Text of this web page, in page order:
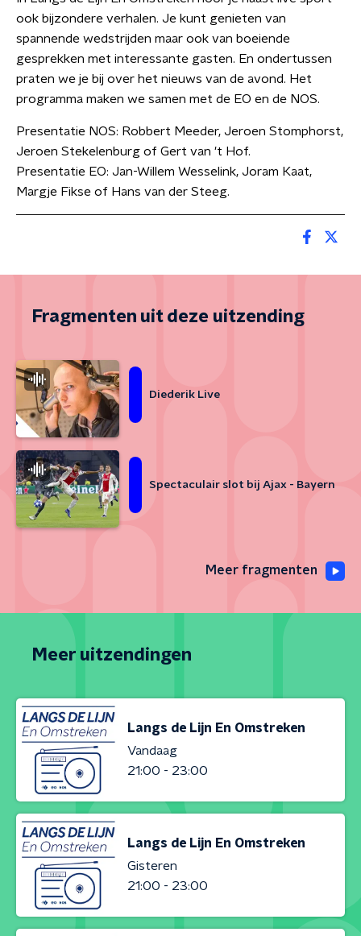
ook bijzondere verhalen. Je kunt genieten van
spannende wedstrijden maar ook van boeiende
gesprekken met interessante gasten. En ondertussen
praten we je bij over het nieuws van de avond. Het
programma maken we samen met de EO en de NOS.
Presentatie NOS: Robbert Meeder, Jeroen Stomphorst,
Jeroen Stekelenburg of Gert van 't Hof.
Presentatie EO: Jan-Willem Wesselink, Joram Kaat,
Margje Fikse of Hans van der Steeg.
Fragmenten uit deze uitzending
Diederik Live
Spectaculair slot bij Ajax - Bayern
Meer fragmenten
Meer uitzendingen
Langs de Lijn En Omstreken
Vandaag
21:00 - 23:00
Langs de Lijn En Omstreken
Gisteren
21:00 - 23:00